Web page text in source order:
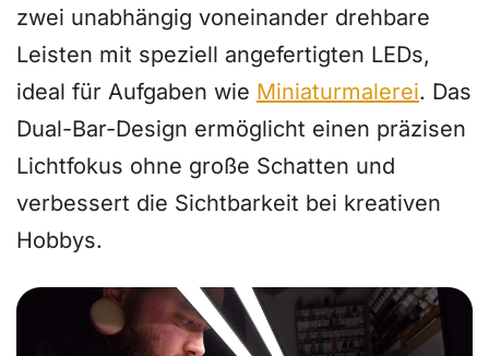
zwei unabhängig voneinander drehbare
Leisten mit speziell angefertigten LEDs,
ideal für Aufgaben wie Miniaturmalerei. Das
Dual-Bar-Design ermöglicht einen präzisen
Lichtfokus ohne große Schatten und
verbessert die Sichtbarkeit bei kreativen
Hobbys.